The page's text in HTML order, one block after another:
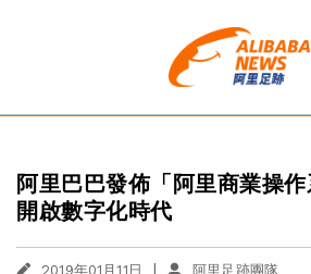
阿里巴巴發佈「阿里商業操
開啟數字化時代
2019年01月11日 | 阿里足跡團隊